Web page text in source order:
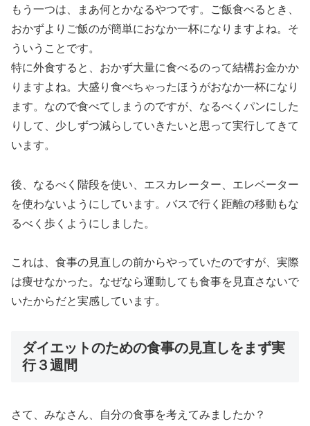
もう一つは、まあ何とかなるやつです。ご飯食べるとき、
おかずよりご飯のが簡単におなか一杯になりますよね。そ
ういうことです。
特に外食すると、おかず大量に食べるのって結構お金かか
りますよね。大盛り食べちゃったほうがおなか一杯になり
ます。なので食べてしまうのですが、なるべくパンにした
りして、少しずつ減らしていきたいと思って実行してきて
います。
後、なるべく階段を使い、エスカレーター、エレベーター
を使わないようにしています。バスで行く距離の移動もな
るべく歩くようにしました。
これは、食事の見直しの前からやっていたのですが、実際
は痩せなかった。なぜなら運動しても食事を見直さないで
いたからだと実感しています。
ダイエットのための食事の見直しをまず実
行３週間
さて、みなさん、自分の食事を考えてみましたか？